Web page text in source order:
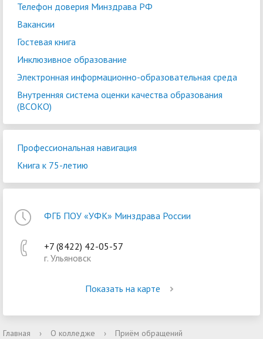
Телефон доверия Минздрава РФ
Вакансии
Гостевая книга
Инклюзивное образование
Электронная информационно-образовательная среда
Внутренняя система оценки качества образования
(ВСОКО)
Профессиональная навигация
Книга к 75-летию
ФГБ ПОУ «УФК» Минздрава России
+7 (8422) 42-05-57
г. Ульяновск
Показать на карте
Главная › О колледже › Приём обращений